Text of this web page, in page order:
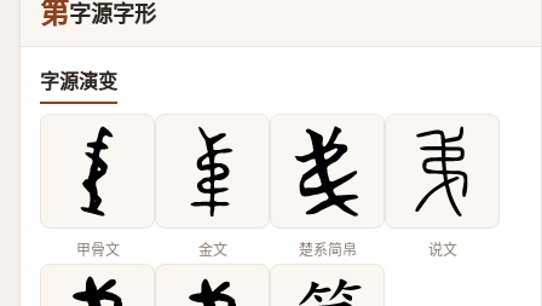
第字源字形
字源演变
甲骨文 金文 楚系简帛 说文